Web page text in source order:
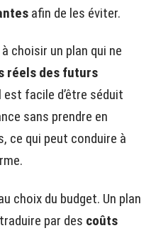
afin de les éviter.
choisir un plan qui ne
réels des futurs
facile d’être séduit
sans prendre en
ce qui peut conduire à
choix du budget. Un plan
par des coûts